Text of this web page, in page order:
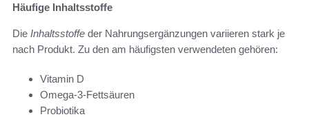
Häufige Inhaltsstoffe
Die Inhaltsstoffe der Nahrungsergänzungen variieren stark je
nach Produkt. Zu den am häufigsten verwendeten gehören:
Vitamin D
Omega-3-Fettsäuren
Probiotika